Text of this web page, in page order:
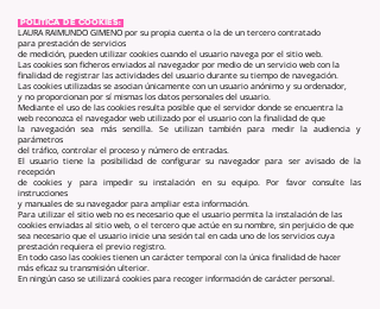
POLÍTICA DE COOKIES:
LAURA RAIMUNDO GIMENO por su propia cuenta o la de un tercero contratado
para prestación de servicios
de medición, pueden utilizar cookies cuando el usuario navega por el sitio web.
Las cookies son ficheros enviados al navegador por medio de un servicio web con la
finalidad de registrar las actividades del usuario durante su tiempo de navegación.
Las cookies utilizadas se asocian únicamente con un usuario anónimo y su ordenador,
y no proporcionan por sí mismas los datos personales del usuario.
Mediante el uso de las cookies resulta posible que el servidor donde se encuentra la
web reconozca el navegador web utilizado por el usuario con la finalidad de que
la navegación sea más sencilla. Se utilizan también para medir la audiencia y
parámetros
del tráfico, controlar el proceso y número de entradas.
El usuario tiene la posibilidad de configurar su navegador para ser avisado de la
recepción
de cookies y para impedir su instalación en su equipo. Por favor consulte las
instrucciones
y manuales de su navegador para ampliar esta información.
Para utilizar el sitio web no es necesario que el usuario permita la instalación de las
cookies enviadas al sitio web, o el tercero que actúe en su nombre, sin perjuicio de que
sea necesario que el usuario inicie una sesión tal en cada uno de los servicios cuya
prestación requiera el previo registro.
En todo caso las cookies tienen un carácter temporal con la única finalidad de hacer
más eficaz su transmisión ulterior.
En ningún caso se utilizará cookies para recoger información de carácter personal.